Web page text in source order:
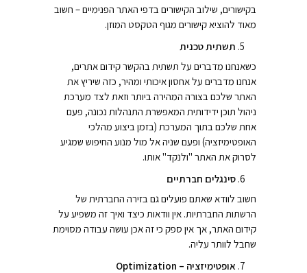
בקישורים, שילוב הקישורים בדפי האתר הפנימיים – חשוב
מאוד להוציא קישורים מגוף הטקסט המוזן.
תשתית טכנית
כשאנחנו מדברים על תשתית בהקשר קידום אתרים,
אנחנו מדברים על אחסון איכותי ומהיר, כזה שיריץ את
האתר שלכם בצורה המהירה ביותר וזאת לצד מערכת
ניהול תוכן ידידותית המאפשרת התנהלות נכונה, פעם
אחת שלכם בתוך המערכת (בזמן ביצוע מהלכי
האופטימיזציה) ופעם שניה אל מול מנוע החיפוש שמגיע
לסרוק את האתר "ולנקד" אותו.
סינגלים חברתיים
חשוב לוודא שאתם פועלים גם בזירה החברתית של
הרשתות החברתיות. אין וודאות כיצד ואיך זה משפיע על
קידום האתר, אך אין ספק כי זה אכן עושה עבודה מסוימת
שחבל לוותר עליה.
אופטימיזציה – Optimization